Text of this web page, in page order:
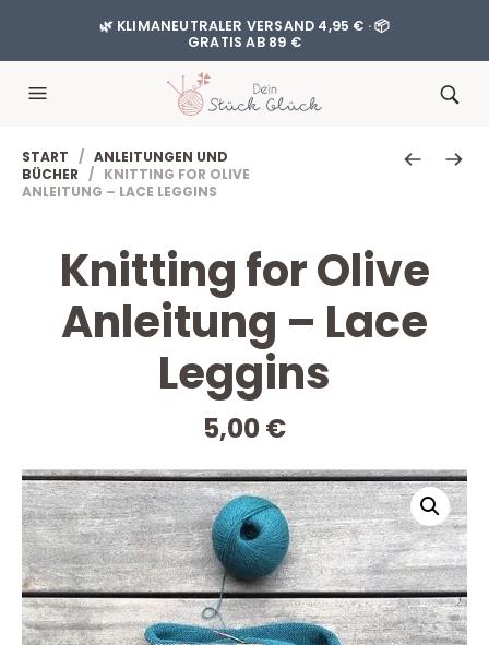
🌿 KLIMANEUTRALER VERSAND 4,95 € · 📦
GRATIS AB 89 €
START / ANLEITUNGEN UND
BÜCHER / KNITTING FOR OLIVE
ANLEITUNG – LACE LEGGINS
Knitting for Olive
Anleitung – Lace
Leggins
5,00€